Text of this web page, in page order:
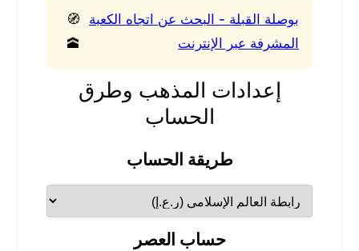
بوصلة القبلة - البحث عن اتجاه الكعبة
المشرفة عبر الإنترنت
🧭
🕋
إعدادات المذهب وطرق
الحساب
طريقة الحساب
حساب العصر